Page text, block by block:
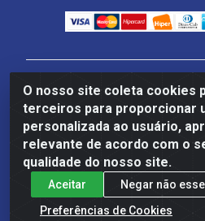
O nosso site coleta cookies
terceiros para proporcionar
personalizada ao usuário,
relevante de acordo com o
qualidade do nosso site.
Aceitar
Negar não
Preferências de Cookies
Estrela Distribuição LTDA -
Setor Setor de Industria Qi 22
S/NC - Setor Industrial
72265-220